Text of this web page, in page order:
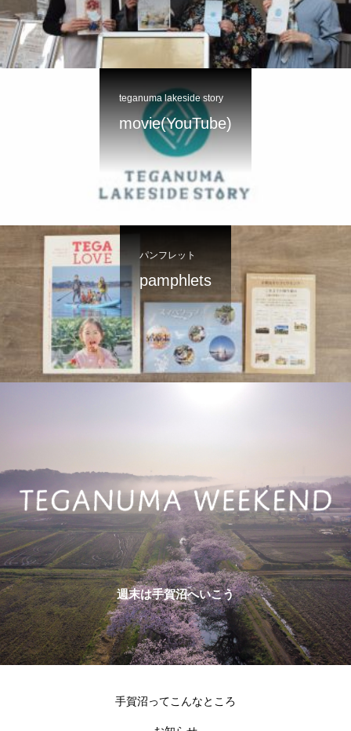
teganuma lakeside story
movie(YouTube)
パンフレット
pamphlets
週末は手賀沼へいこう
手賀沼ってこんなところ